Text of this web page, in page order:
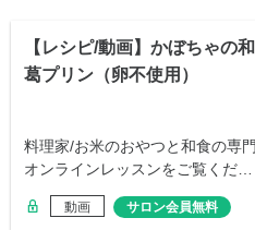
【レシピ/動画】かぼちゃの
葛プリン（卵不使用）
料理家/お米のおやつと和食の専
オンラインレッスンをご覧くだ…
動画 サロン会員無料